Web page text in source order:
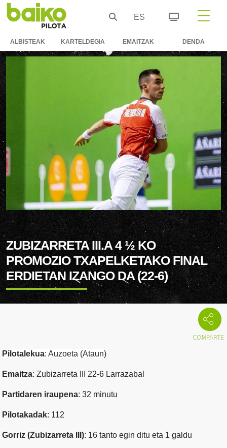
ES
ALBISTEAK KARTELDEGIA EMAITZAK DENDA
ZUBIZARRETA III.A 4 ½ KO
PROMOZIO TXAPELKETAKO FINAL
ERDIETAN IZANGO DA (22-6)
Pilotalekua: Auzoeta (Ataun)
Emaitza: Zubizarreta III 22-6 Larrazabal
Partidaren iraupena: 32 minutu
Pilotakadak: 112
Gorriz (Zubizarreta III): 16 tanto egin ditu eta 1 galdu